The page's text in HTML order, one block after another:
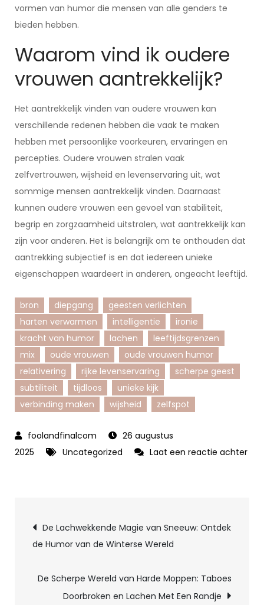
vormen van humor die mensen van alle genders te
bieden hebben.
Waarom vind ik oudere
vrouwen aantrekkelijk?
Het aantrekkelijk vinden van oudere vrouwen kan
verschillende redenen hebben die vaak te maken
hebben met persoonlijke voorkeuren, ervaringen en
percepties. Oudere vrouwen stralen vaak
zelfvertrouwen, wijsheid en levenservaring uit, wat
sommige mensen aantrekkelijk vinden. Daarnaast
kunnen oudere vrouwen een gevoel van stabiliteit,
begrip en zorgzaamheid uitstralen, wat aantrekkelijk kan
zijn voor anderen. Het is belangrijk om te onthouden dat
aantrekking subjectief is en dat iedereen unieke
eigenschappen waardeert in anderen, ongeacht leeftijd.
bron diepgang
geesten verlichten
harten verwarmen
intelligentie
ironie
kracht van humor
lachen
leeftijdsgrenzen
mix
oude vrouwen
oude vrouwen humor
relativering
rijke levenservaring
scherpe geest
subtiliteit
tijdloos
unieke kijk
verbinding maken
wijsheid zelfspot
26 augustus
2025
Uncategorized
Laat een reactie achter
Oude
Vrouwen
Berichtnavigatie
De Lachwekkende Magie van Sneeuw: Ontdek
de Humor van de Winterse Wereld
De Scherpe Wereld van Harde Moppen: Taboes
Doorbroken en Lachen Met Een Randje